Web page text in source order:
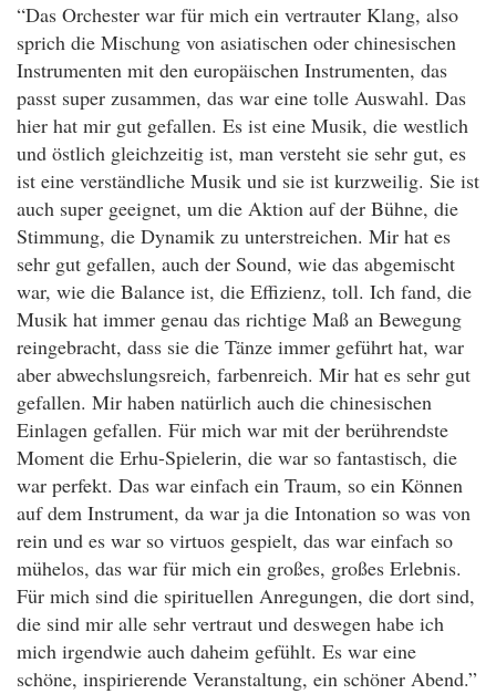
“Das Orchester war für mich ein vertrauter Klang, also
sprich die Mischung von asiatischen oder chinesischen
Instrumenten mit den europäischen Instrumenten, das
passt super zusammen, das war eine tolle Auswahl. Das
hier hat mir gut gefallen. Es ist eine Musik, die westlich
und östlich gleichzeitig ist, man versteht sie sehr gut, es
ist eine verständliche Musik und sie ist kurzweilig. Sie ist
auch super geeignet, um die Aktion auf der Bühne, die
Stimmung, die Dynamik zu unterstreichen. Mir hat es
sehr gut gefallen, auch der Sound, wie das abgemischt
war, wie die Balance ist, die Effizienz, toll. Ich fand, die
Musik hat immer genau das richtige Maß an Bewegung
reingebracht, dass sie die Tänze immer geführt hat, war
aber abwechslungsreich, farbenreich. Mir hat es sehr gut
gefallen. Mir haben natürlich auch die chinesischen
Einlagen gefallen. Für mich war mit der berührendste
Moment die Erhu-Spielerin, die war so fantastisch, die
war perfekt. Das war einfach ein Traum, so ein Können
auf dem Instrument, da war ja die Intonation so was von
rein und es war so virtuos gespielt, das war einfach so
mühelos, das war für mich ein großes, großes Erlebnis.
Für mich sind die spirituellen Anregungen, die dort sind,
die sind mir alle sehr vertraut und deswegen habe ich
mich irgendwie auch daheim gefühlt. Es war eine
schöne, inspirierende Veranstaltung, ein schöner Abend.”